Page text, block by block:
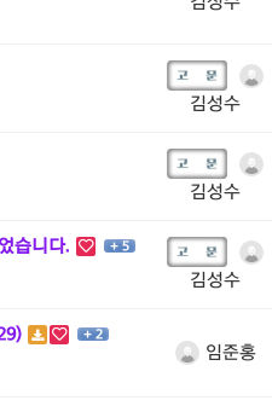
김성수
김성수
습니다. + 5
김성수
+ 2
임준홍